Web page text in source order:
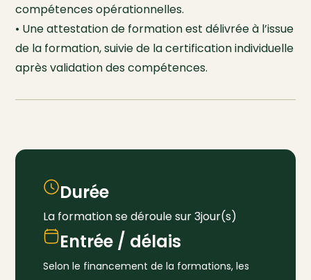
compétences opérationnelles.
• Une attestation de formation est délivrée à l’issue
de la formation, suivie de la certification individuelle
après validation des compétences.
Durée
La formation se déroule sur 3jour(s)
Entrée / délais
Selon le financement de la formations, les